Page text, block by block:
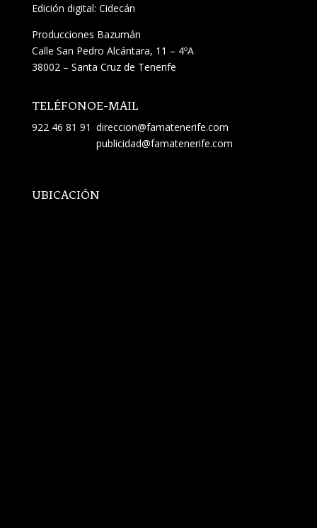
Edición digital: Cidecán
Producciones Bazumán
Calle San Pedro Alcántara, 11 – 4ºA
38002 – Santa Cruz de Tenerife
TELÉFONO
922 46 81 91
E-MAIL
direccion@famatenerife.com
publicidad@famatenerife.com
UBICACIÓN